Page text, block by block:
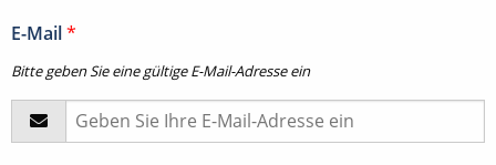
E-Mail*
Bitte geben Sie eine gültige E-Mail-Adresse ein